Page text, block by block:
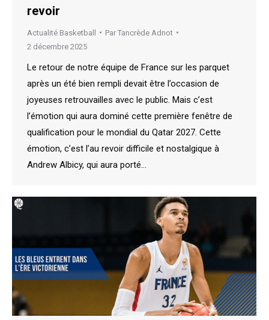
revoir
Actualité Basketball Par Tancrède Adnot
2 décembre 2025
Le retour de notre équipe de France sur les parquet
après un été bien rempli devait être l’occasion de
joyeuses retrouvailles avec le public. Mais c’est
l’émotion qui aura dominé cette première fenêtre de
qualification pour le mondial du Qatar 2027. Cette
émotion, c’est l’au revoir difficile et nostalgique à
Andrew Albicy, qui aura porté…